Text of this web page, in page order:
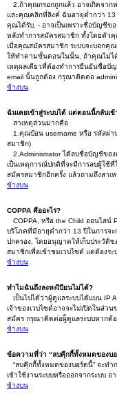
2.ถ้าคุณกรอกถูกแล้ว อาจเกิดจาก
และคุณคลิกที่ลิงค์ ฉันอายุต่ำกว่า
คุณได้รับ. - อาจเป็นเพราะชื่อบัญชีข
หลังทำการสมัครสมาชิก ทั้งโดยตัวคุ
เมื่อคุณสมัครสมาชิก ระบบจะบอกคุ
ให้ทำตามขั้นตอนในนั้น, ถ้าคุณไม่ไ
เหตุผลเดียวที่ต้องทำการยืนยันชื่อบั
email นั้นถูกต้อง กรุณาติดต่อ
ข้างบน
ฉันเคยเข้าสู่ระบบได้ แต่ตอนนี้กลับเข้
สาเหตุส่วนมากคือ
1.คุณป้อน username หรือ รหัสผ่า
สมาชิก)
2.Administrator ได้ลบชื่อบัญชีของ
เป็นเหตุการณ์ปกติที่จะมีการลบผู้ใช้
สมัครสมาชิกอีกครั้ง แล้วถามถึงสาเห
ข้างบน
COPPA คืออะไร?
COPPA, หรือ the Child ออนไลน์
บริโภคที่มีอายุต่ำกว่า 13 ปีในการจ
ปกครอง, โดยอนุญาตให้เก็บประวัติ
สมาชิกเพื่อเข้าชมเวบไซต์ แต่ต้องร
ข้างบน
ทำไมฉันถึงลงทะเีบียนไม่ได้?
เป็นไปได้ว่าผู้ดูแลระบบได้แบน IP
เจ้าของเวบไซต์อาจจะไม่เปิดในส่ว
สมัคร กรุณาติดต่อผู็ดูแลระบบหากต้
ข้างบน
ข้อความที่ว่า “ลบคุีกกี้ทั้งหมดของบอ
“ลบคุีกกี้ทั้งหมดของบอร์ดนี้” จะท
เข้าใช้งานระบบหรือออกจากระบบ
ข้างบน